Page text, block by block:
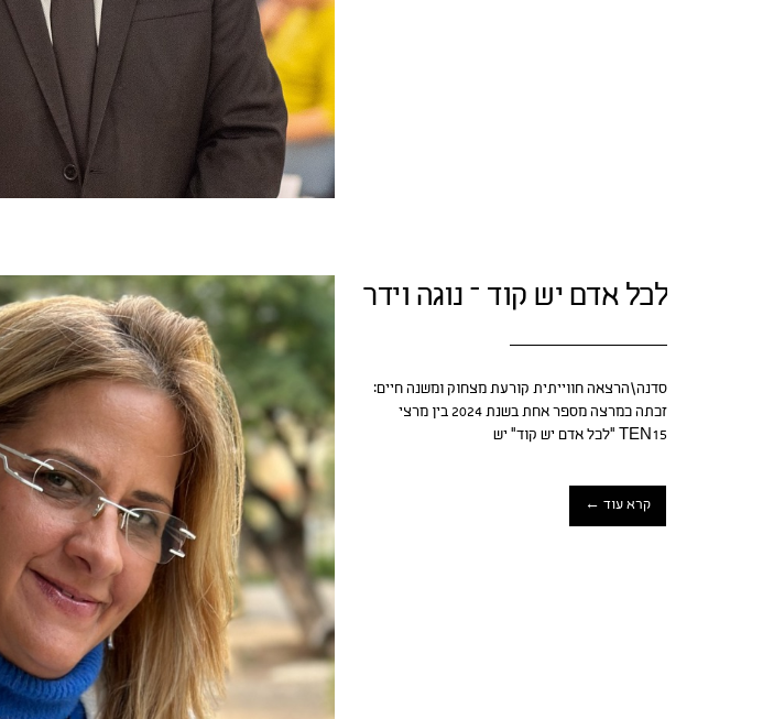
לכל אדם יש קוד – נוגה וידר
סדנה\הרצאה חווייתית קורעת מצחוק ומשנה חיים:
זכתה כמרצה מספר אחת בשנת 2024 בין מרצי
TEN15 "לכל אדם יש קוד" יש
קרא עוד ←